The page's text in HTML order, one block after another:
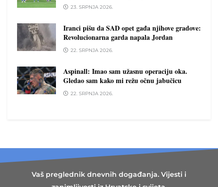
23. SRPNJA 2026.
Iranci pišu da SAD opet gađa njihove gradove:
Revolucionarna garda napala Jordan
22. SRPNJA 2026.
Aspinall: Imao sam užasnu operaciju oka.
Gledao sam kako mi režu očnu jabučicu
22. SRPNJA 2026.
Vaš preglednik dnevnih događanja. Vijesti i